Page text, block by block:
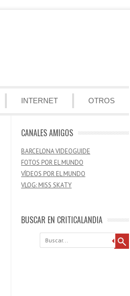
INTERNET OTROS
CANALES AMIGOS
BARCELONA VIDEOGUIDE
FOTOS POR EL MUNDO
VÍDEOS POR EL MUNDO
VLOG: MISS SKATY
BUSCAR EN CRITICALANDIA
Buscar